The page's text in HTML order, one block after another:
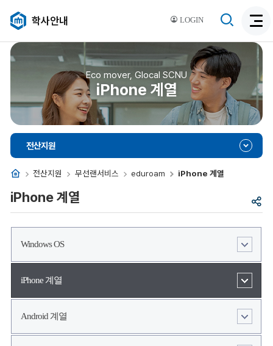
LOGIN
학사안내
색
활
성
색
Eco mover, Glocal SCNU
iPhone 계열
홈 전산지원 무선랜서비스 eduroam iPhone 계열
전산지원
공
iPhone 계열
Windows OS
iPhone 계열
Android 계열